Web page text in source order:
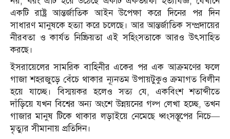
একটি রাষ্ট্র আন্তর্জাতিক আইন উপেক্ষা করে দিনের পর দিন
সাধারণ মানুষকে হত্যা করে চলেছে। আর আন্তর্জাতিক সম্প্রদায়ের
নীরবতা ও কার্যত নিষ্ক্রিয়তা এই সহিংসতাকে আরও উৎসাহিত
করছে।
ইসরায়েলের সামরিক বাহিনীর একের পর এক আক্রমণের ফলে
গাজা শহরজুড়ে বেঁচে থাকার ন্যূনতম উপায়টুকুও ক্রমাগত বিলীন
হয়ে যাচ্ছে। বিস্ময়কর হলেও সত্য যে, একবিংশ শতাব্দীতে
দাঁড়িয়ে যখন বিশ্বের অন্য অংশে উন্নয়নের গল্প লেখা হচ্ছে, তখন
গাজার মানুষ টিকে থাকার লড়াইয়ে নেমেছে ধ্বংসস্তূপের নিচে—
মৃত্যুর সীমানায় প্রতিদিন।